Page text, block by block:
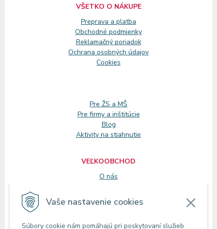
Vaše nastavenie cookies
Súbory cookie nám pomáhajú pri poskytovaní služieb
VŠETKO O NÁKUPE
Preprava a platba
Obchodné podmienky
Reklamačný poriadok
Ochrana osobných údajov
Cookies
Pre ŽS a MŠ
Pre firmy a inštitúcie
Blog
Aktivity na stiahnutie
VEĽKOOBCHOD
O nás